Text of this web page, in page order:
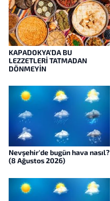
KAPADOKYA’DA BU
LEZZETLERİ TATMADAN
DÖNMEYİN
Nevşehir'de bugün hava nasıl?
(8 Ağustos 2026)